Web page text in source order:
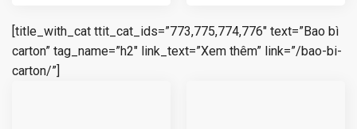
[title_with_cat ttit_cat_ids=”773,775,774,776″ text=”Bao bì
carton” tag_name=”h2″ link_text=”Xem thêm” link=”/bao-bi-
carton/”]